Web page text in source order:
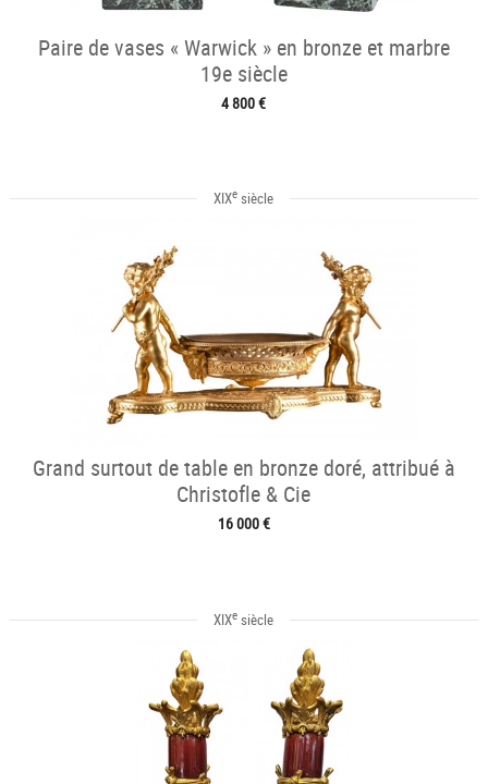
Paire de vases « Warwick » en bronze et marbre
19e siècle
4 800 €
XIXe siècle
Grand surtout de table en bronze doré, attribué à
Christofle & Cie
16 000 €
XIXe siècle